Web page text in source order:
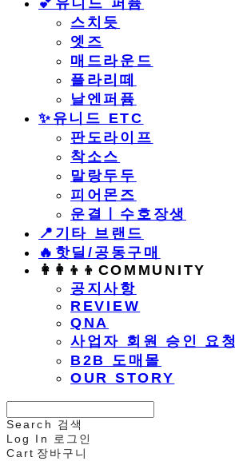
스치듯
엣즈
매드라운드
플라리떼
날엔퍼퓸
​✨유니드 ETC
판도라이프
착소스
말랑두두
피어몬즈
운결ㅣ수호장생
📍기타 브랜드
🔥핫딜/공동구매
👩‍👩‍👦‍👦COMMUNITY
공지사항
REVIEW
QNA
사업자 회원 승인 요청
B2B 도매몰
OUR STORY
Search
검색
Log In
로그인
Cart 장바구니